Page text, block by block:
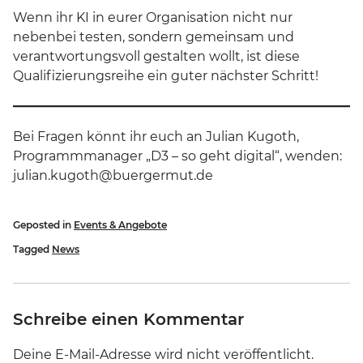
Wenn ihr KI in eurer Organisation nicht nur
nebenbei testen, sondern gemeinsam und
verantwortungsvoll gestalten wollt, ist diese
Qualifizierungsreihe ein guter nächster Schritt!
Bei Fragen könnt ihr euch an Julian Kugoth,
Programmmanager „D3 – so geht digital“, wenden:
julian.kugoth@buergermut.de
Geposted in Events & Angebote
Tagged News
Schreibe einen Kommentar
Deine E-Mail-Adresse wird nicht veröffentlicht.